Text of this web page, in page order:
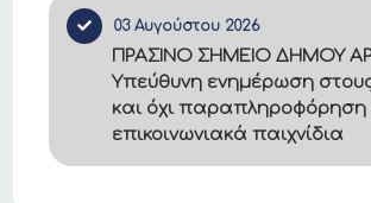
03 Αυγούστου 2026
ΠΡΑΣΙΝΟ ΣΗΜΕΙΟ ΔΗΜΟΥ
Υπεύθυνη ενημέρωση
και όχι παραπληροφόρηση
επικοινωνιακά παιχνίδια